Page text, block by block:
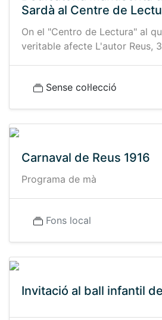
Sardà al Centre de
On el "Centro de Lectura" al
veritable afecte L'autor Reus,
Sense col·lecció
Carnaval de Reus 1916
Programa de mà
Fons local
Invitació al ball infantil